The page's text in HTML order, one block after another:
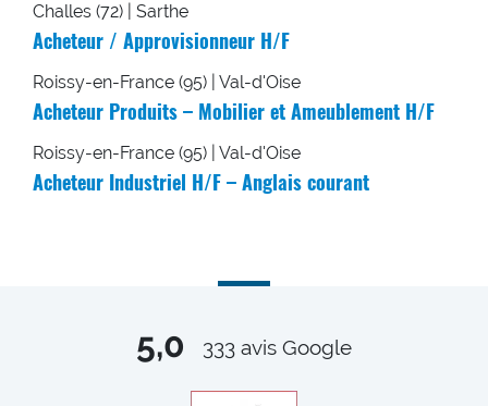
Challes (72) | Sarthe
Acheteur / Approvisionneur H/F
Roissy-en-France (95) | Val-d'Oise
Acheteur Produits – Mobilier et Ameublement H/F
Roissy-en-France (95) | Val-d'Oise
Acheteur Industriel H/F – Anglais courant
5,0 333 avis Google